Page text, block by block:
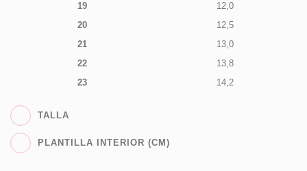
19
12,0
20
12,5
21
13,0
22
13,8
23
14,2
TALLA
PLANTILLA INTERIOR (CM)